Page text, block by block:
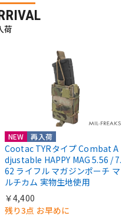
荷
NEW 再入荷
Cootac TYRタイプ Combat A
djustable HAPPY MAG 5.56 / 7.
62 ライフル マガジンポーチ マ
ルチカム 実物生地使用
￥4,400
残り3点 お早めに